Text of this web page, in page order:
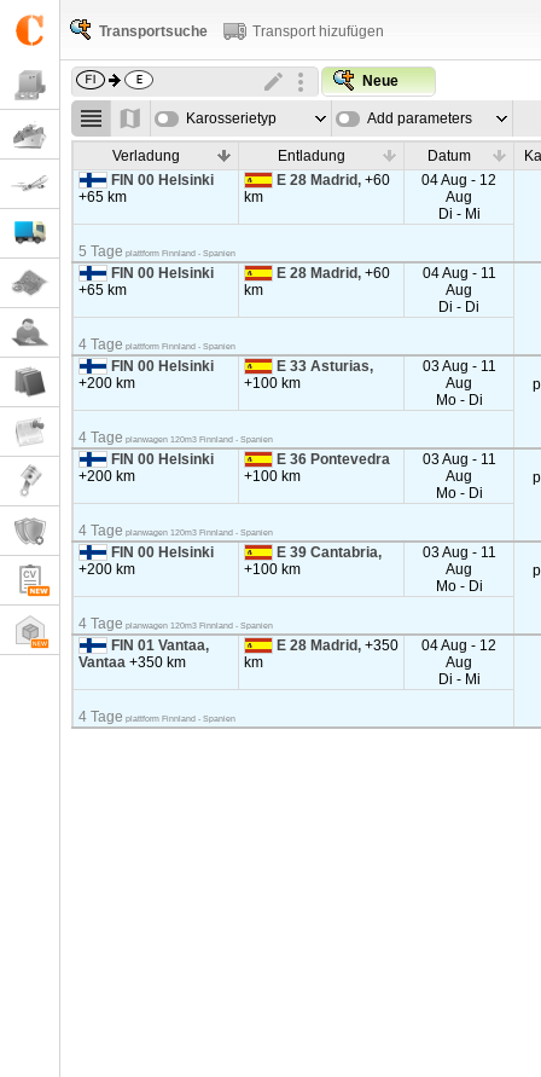
Transportsuche Transport hizufügen
Neue
Karosserietyp Add parameters
Verladung Entladung Datum
FIN 00 Helsinki
+65 km
E 28 Madrid,+60
km
04 Aug - 12
Aug
Di - Mi
5 Tage plattform Finnland - Spanien
FIN 00 Helsinki
+65 km
E 28 Madrid,+60
km
04 Aug - 11
Aug
Di - Di
4 Tage plattform Finnland - Spanien
FIN 00 Helsinki
+200 km
E 33 Asturias,
+100 km
03 Aug - 11
Aug
Mo - Di
4 Tage planwagen 120m3 Finnland - Spanien
FIN 00 Helsinki
+200 km
E 36 Pontevedra
+100 km
03 Aug - 11
Aug
Mo - Di
4 Tage planwagen 120m3 Finnland - Spanien
FIN 00 Helsinki
+200 km
E 39 Cantabria,
+100 km
03 Aug - 11
Aug
Mo - Di
4 Tage planwagen 120m3 Finnland - Spanien
FIN 01 Vantaa,
Vantaa+350 km
E 28 Madrid,+350
km
04 Aug - 12
Aug
Di - Mi
4 Tage plattform Finnland - Spanien